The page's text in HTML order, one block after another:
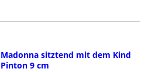
Madonna sitztend mit dem Kind
Pinton 9 cm